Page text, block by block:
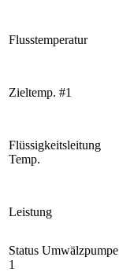
Flusstemperatur
Zieltemp. #1
Flüssigkeitsleitung
Temp.
Leistung
Status Umwälzpumpe
1